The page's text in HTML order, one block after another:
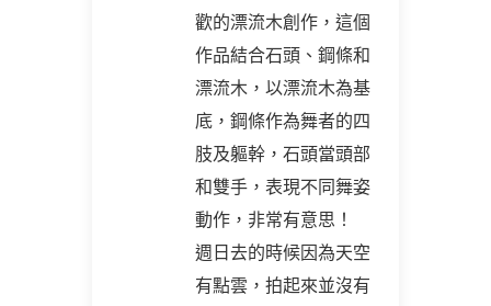
歡的漂流木創作，這個
作品結合石頭、鋼條和
漂流木，以漂流木為基
底，鋼條作為舞者的四
肢及軀幹，石頭當頭部
和雙手，表現不同舞姿
動作，非常有意思！
週日去的時候因為天空
有點雲，拍起來並沒有